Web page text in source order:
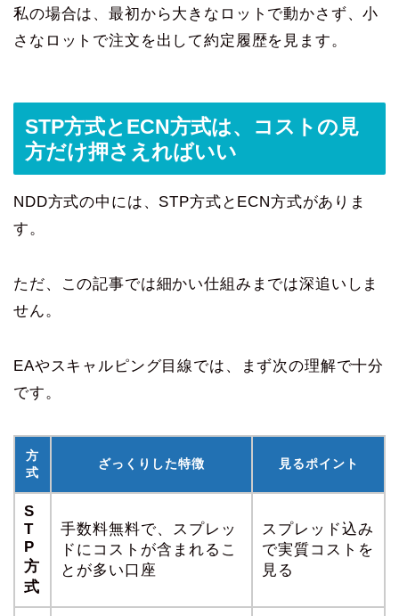
私の場合は、最初から大きなロットで動かさず、小
さなロットで注文を出して約定履歴を見ます。
STP方式とECN方式は、コストの見
方だけ押さえればいい
NDD方式の中には、STP方式とECN方式がありま
す。
ただ、この記事では細かい仕組みまでは深追いしま
せん。
EAやスキャルピング目線では、まず次の理解で十分
です。
方
式
ざっくりした特徴 見るポイント
S
T
P
方
式
手数料無料で、スプレッ
ドにコストが含まれるこ
とが多い口座
スプレッド込み
で実質コストを
見る